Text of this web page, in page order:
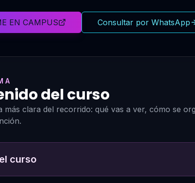
EN CAMPUS Consultar por WhatsApp
del curso
más clara del recorrido: qué vas a ver, cómo se
curso